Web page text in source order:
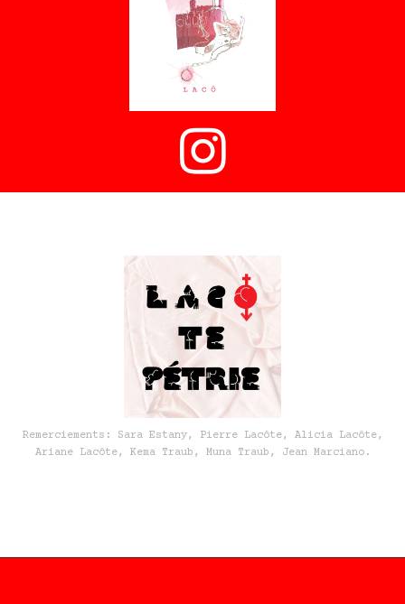
Remerciements: Sara Estany, Pierre Lacôte, Alicia Lacôte,
Ariane Lacôte, Kema Traub, Muna Traub, Jean Marciano.